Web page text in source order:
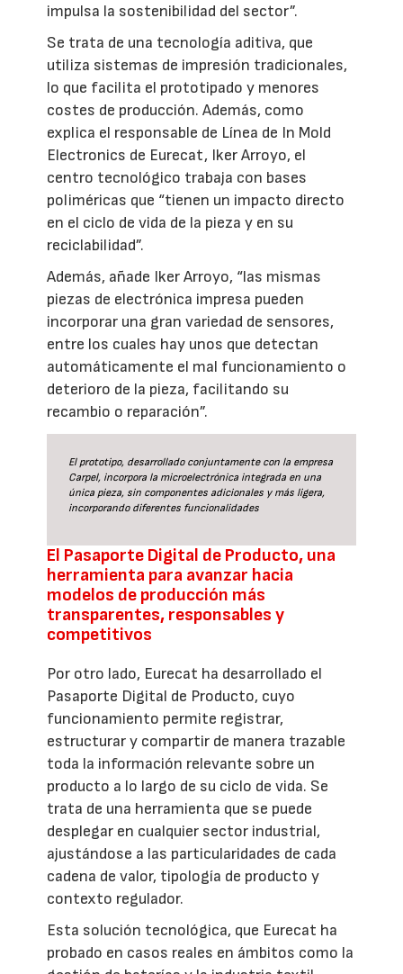
impulsa la sostenibilidad del sector”.
Se trata de una tecnología aditiva, que
utiliza sistemas de impresión tradicionales,
lo que facilita el prototipado y menores
costes de producción. Además, como
explica el responsable de Línea de In Mold
Electronics de Eurecat, Iker Arroyo, el
centro tecnológico trabaja con bases
poliméricas que “tienen un impacto directo
en el ciclo de vida de la pieza y en su
reciclabilidad”.
Además, añade Iker Arroyo, “las mismas
piezas de electrónica impresa pueden
incorporar una gran variedad de sensores,
entre los cuales hay unos que detectan
automáticamente el mal funcionamiento o
deterioro de la pieza, facilitando su
recambio o reparación”.
El prototipo, desarrollado conjuntamente con la empresa
Carpel, incorpora la microelectrónica integrada en una
única pieza, sin componentes adicionales y más ligera,
incorporando diferentes funcionalidades
El Pasaporte Digital de Producto, una
herramienta para avanzar hacia
modelos de producción más
transparentes, responsables y
competitivos
Por otro lado, Eurecat ha desarrollado el
Pasaporte Digital de Producto, cuyo
funcionamiento permite registrar,
estructurar y compartir de manera trazable
toda la información relevante sobre un
producto a lo largo de su ciclo de vida. Se
trata de una herramienta que se puede
desplegar en cualquier sector industrial,
ajustándose a las particularidades de cada
cadena de valor, tipología de producto y
contexto regulador.
Esta solución tecnológica, que Eurecat ha
probado en casos reales en ámbitos como la